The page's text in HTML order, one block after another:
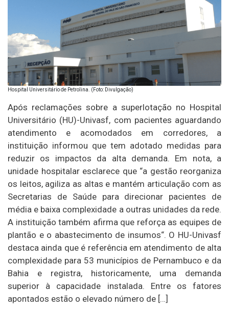
Hospital Universitário de Petrolina. (Foto: Divulgação)
Após reclamações sobre a superlotação no Hospital
Universitário (HU)-Univasf, com pacientes aguardando
atendimento e acomodados em corredores, a
instituição informou que tem adotado medidas para
reduzir os impactos da alta demanda. Em nota, a
unidade hospitalar esclarece que “a gestão reorganiza
os leitos, agiliza as altas e mantém articulação com as
Secretarias de Saúde para direcionar pacientes de
média e baixa complexidade a outras unidades da rede.
A instituição também afirma que reforça as equipes de
plantão e o abastecimento de insumos“. O HU-Univasf
destaca ainda que é referência em atendimento de alta
complexidade para 53 municípios de Pernambuco e da
Bahia e registra, historicamente, uma demanda
superior à capacidade instalada. Entre os fatores
apontados estão o elevado número de […]